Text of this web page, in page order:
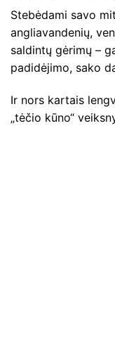
Stebėdami savo
angliavandenių,
saldintų gėrimų –
padidėjimo, sako
Ir nors kartais
„tėčio kūno“